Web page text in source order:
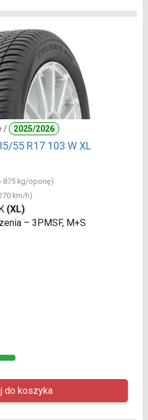
/ 2025/2026
55 R17 103 W XL
875 kg/oponę)
km/h)
(XL)
– 3PMSF, M+S